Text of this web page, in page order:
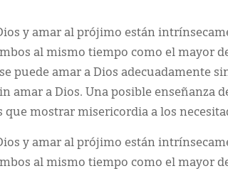
y amar al prójimo están
al mismo tiempo como el mayor
puede amar a Dios adecuadamente
amar a Dios. Una posible enseñanza
que mostrar misericordia a los
y amar al prójimo están
al mismo tiempo como el mayor